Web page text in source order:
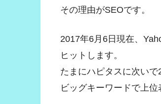
その理由がSEOです。
2017年6月6日現在、
ヒットします。
たまにハピタスに次い
ビッグキーワードで上